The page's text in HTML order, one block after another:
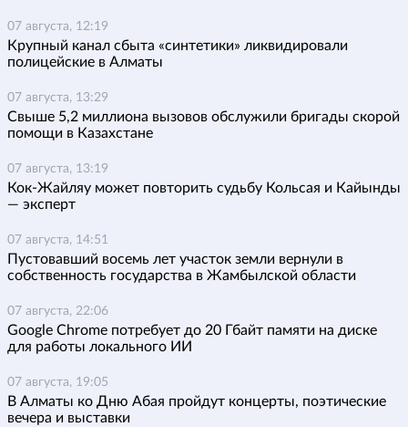
07 августа, 12:19
Крупный канал сбыта «синтетики» ликвидировали
полицейские в Алматы
07 августа, 13:29
Свыше 5,2 миллиона вызовов обслужили бригады скорой
помощи в Казахстане
07 августа, 13:19
Кок-Жайляу может повторить судьбу Кольсая и Кайынды
— эксперт
07 августа, 14:51
Пустовавший восемь лет участок земли вернули в
собственность государства в Жамбылской области
07 августа, 22:06
Google Chrome потребует до 20 Гбайт памяти на диске
для работы локального ИИ
07 августа, 19:05
В Алматы ко Дню Абая пройдут концерты, поэтические
вечера и выставки